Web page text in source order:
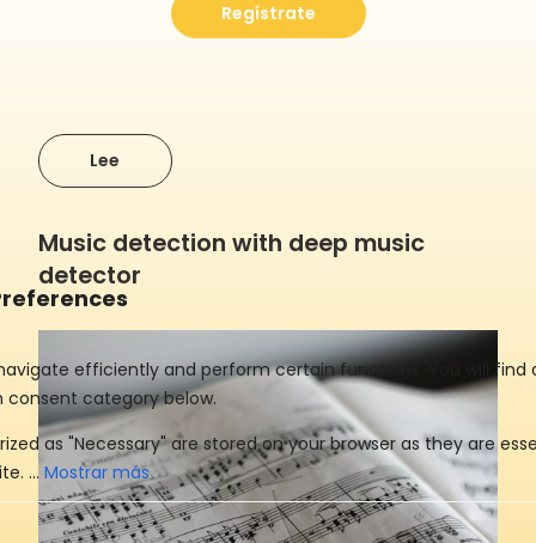
Mostrar más
Regístrate
Lee
Music detection with deep music
detector